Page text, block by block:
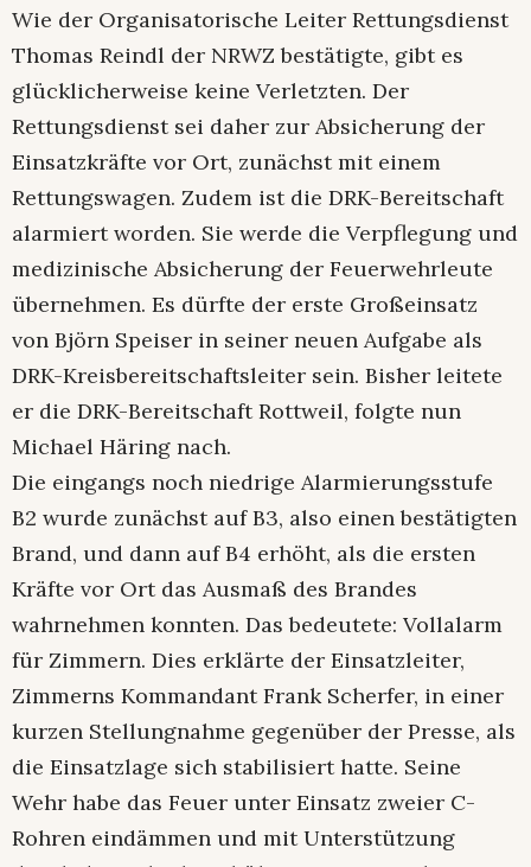
Wie der Organisatorische Leiter Rettungsdienst
Thomas Reindl der NRWZ bestätigte, gibt es
glücklicherweise keine Verletzten. Der
Rettungsdienst sei daher zur Absicherung der
Einsatzkräfte vor Ort, zunächst mit einem
Rettungswagen. Zudem ist die DRK-Bereitschaft
alarmiert worden. Sie werde die Verpflegung und
medizinische Absicherung der Feuerwehrleute
übernehmen. Es dürfte der erste Großeinsatz
von Björn Speiser in seiner neuen Aufgabe als
DRK-Kreisbereitschaftsleiter sein. Bisher leitete
er die DRK-Bereitschaft Rottweil, folgte nun
Michael Häring nach.
Die eingangs noch niedrige Alarmierungsstufe
B2 wurde zunächst auf B3, also einen bestätigten
Brand, und dann auf B4 erhöht, als die ersten
Kräfte vor Ort das Ausmaß des Brandes
wahrnehmen konnten. Das bedeutete: Vollalarm
für Zimmern. Dies erklärte der Einsatzleiter,
Zimmerns Kommandant Frank Scherfer, in einer
kurzen Stellungnahme gegenüber der Presse, als
die Einsatzlage sich stabilisiert hatte. Seine
Wehr habe das Feuer unter Einsatz zweier C-
Rohren eindämmen und mit Unterstützung